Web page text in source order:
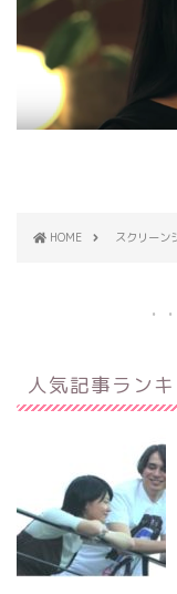
HOME スクリー
人気記事ラン